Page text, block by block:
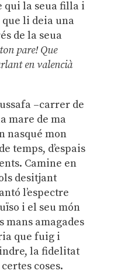
qui la seua filla i
li deia una
de la seua
pare! Que
en valencià
–carrer de
mare de ma
nasqué mon
temps, d’espais
Camine en
desitjant
l’espectre
i el seu món
mans amagades
que fuig i
la fidelitat
coses.